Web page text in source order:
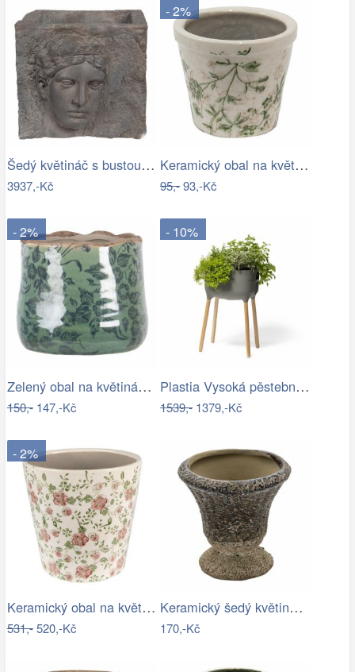
Šedý květináč s bustou v antickém stylu…
3937,-Kč
- 2%
Keramický obal na květináč se zelenými…
95,-93,-Kč
- 2%
Zelený obal na květináč s květy a…
150,-147,-Kč
- 10%
Plastia Vysoká pěstební nádoba Urbalive…
1539,-1379,-Kč
- 2%
Keramický obal na květináč s růžovými…
531,-520,-Kč
Keramický šedý květináč v antickém…
170,-Kč